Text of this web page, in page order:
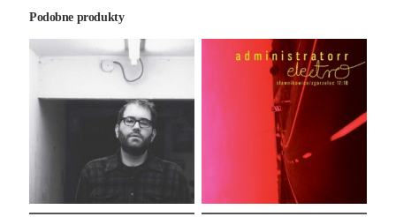
Podobne produkty